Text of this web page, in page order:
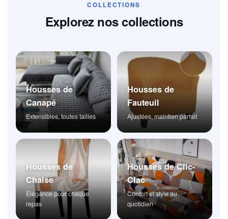
COLLECTIONS
Explorez nos collections
Housses de
Canapé
Extensibles, toutes tailles
Housses de
Fauteuil
Ajustées, maintien parfait
Housses de
Chaise
Élégance pour chaque
repas
Housses de Clic-
Clac
Confort et style au
quotidien